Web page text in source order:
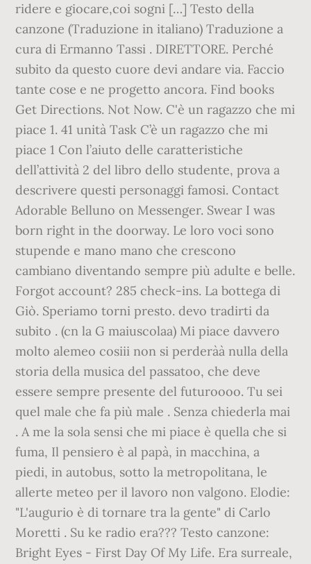
ridere e giocare,coi sogni […] Testo della
canzone (Traduzione in italiano) Traduzione a
cura di Ermanno Tassi . DIRETTORE. Perché
subito da questo cuore devi andare via. Faccio
tante cose e ne progetto ancora. Find books
Get Directions. Not Now. C'è un ragazzo che mi
piace 1. 41 unità Task C’è un ragazzo che mi
piace 1 Con l’aiuto delle caratteristiche
dell’attività 2 del libro dello studente, prova a
descrivere questi personaggi famosi. Contact
Adorable Belluno on Messenger. Swear I was
born right in the doorway. Le loro voci sono
stupende e mano mano che crescono
cambiano diventando sempre più adulte e belle.
Forgot account? 285 check-ins. La bottega di
Giò. Speriamo torni presto. devo tradirti da
subito . (cn la G maiuscolaa) Mi piace davvero
molto alemeo cosiii non si perderàà nulla della
storia della musica del passatoo, che deve
essere sempre presente del futuroooo. Tu sei
quel male che fa più male . Senza chiederla mai
. A me la sola sensi che mi piace è quella che si
fuma, Il pensiero è al papà, in macchina, a
piedi, in autobus, sotto la metropolitana, le
allerte meteo per il lavoro non valgono. Elodie:
"L'augurio è di tornare tra la gente" di Carlo
Moretti . Su ke radio era??? Testo canzone:
Bright Eyes - First Day Of My Life. Era surreale,